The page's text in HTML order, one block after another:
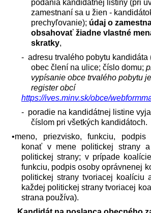
podania kandidátnej listiny (pri
zamestnaní sa u žien -
prechyľovanie); údaj o
obsahovať žiadne vlastné
skratky,
- adresu trvalého pobytu kandidáta
obec člení na ulice; číslo domu;
vypísanie obce trvalého pobytu
register obcí
https://ives.minv.sk/obce/
- poradie na kandidátnej listine
číslom pri všetkých kandidátoch.
•meno, priezvisko, funkciu, podpis
konať v mene politickej strany
politickej strany; v prípade
funkciu, podpis osoby oprávnenej
politickej strany tvoriacej koalíciu
každej politickej strany tvoriacej
strana používa).